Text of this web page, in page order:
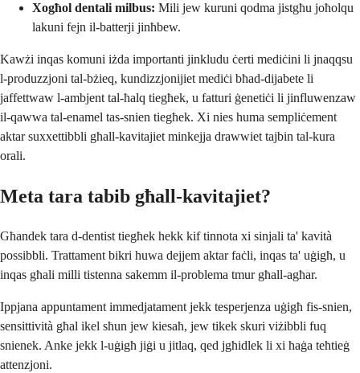
Xogħol dentali milbus: Mili jew kuruni qodma jistgħu joħolqu
lakuni fejn il-batterji jinħbew.
Kawżi inqas komuni iżda importanti jinkludu ċerti mediċini li jnaqqsu
l-produzzjoni tal-bżieq, kundizzjonijiet mediċi bħad-dijabete li
jaffettwaw l-ambjent tal-ħalq tiegħek, u fatturi ġenetiċi li jinfluwenzaw
il-qawwa tal-enamel tas-snien tiegħek. Xi nies huma sempliċement
aktar suxxettibbli għall-kavitajiet minkejja drawwiet tajbin tal-kura
orali.
Meta tara tabib għall-kavitajiet?
Għandek tara d-dentist tiegħek hekk kif tinnota xi sinjali ta' kavità
possibbli. Trattament bikri huwa dejjem aktar faċli, inqas ta' uġigħ, u
inqas għali milli tistenna sakemm il-problema tmur għall-agħar.
Ippjana appuntament immedjatament jekk tesperjenza uġigħ fis-snien,
sensittività għal ikel sħun jew kiesaħ, jew tikek skuri viżibbli fuq
snienek. Anke jekk l-uġigħ jiġi u jitlaq, qed jgħidlek li xi ħaġa teħtieġ
attenzjoni.